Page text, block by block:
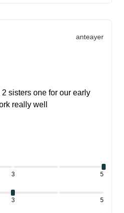
anteayer
sisters one for our early
really well
3 5
3 5